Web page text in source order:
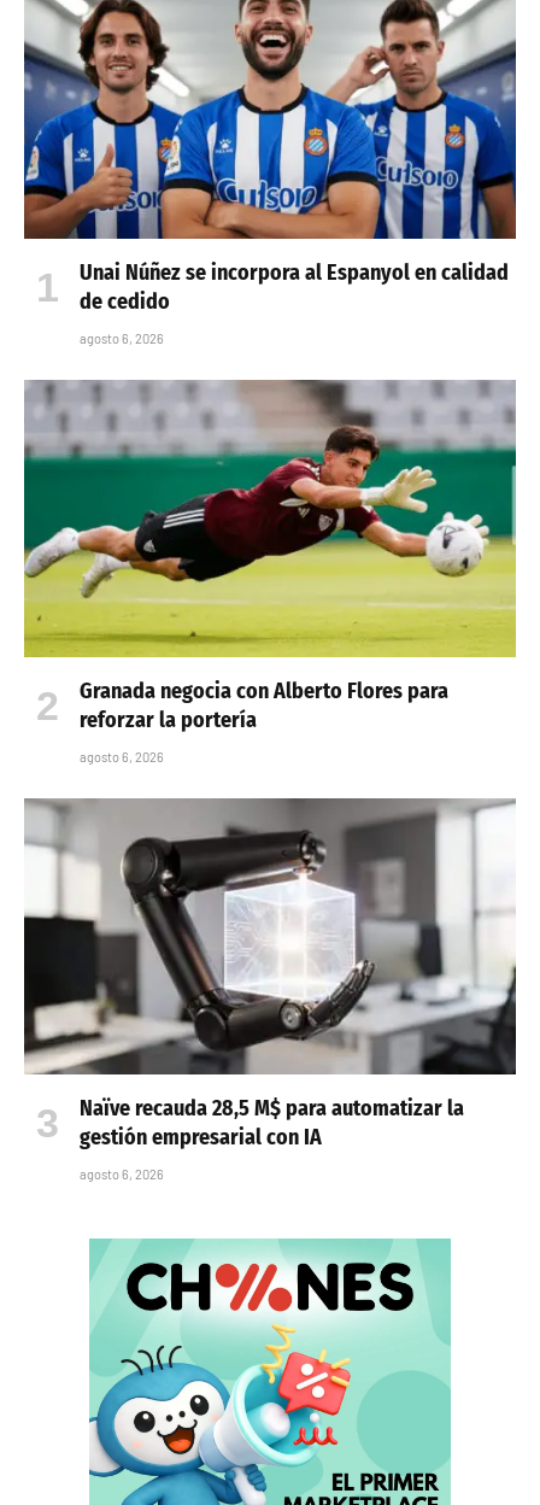
Unai Núñez se incorpora al Espanyol en calidad
de cedido
agosto 6, 2026
Granada negocia con Alberto Flores para
reforzar la portería
agosto 6, 2026
Naïve recauda 28,5 M$ para automatizar la
gestión empresarial con IA
agosto 6, 2026